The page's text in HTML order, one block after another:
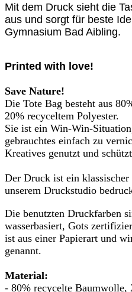
Mit dem Druck sieht die
aus und sorgt für beste
Gymnasium Bad Aibling.
Printed with love!
Save Nature!
Die Tote Bag besteht aus
20% recyceltem Polyester.
Sie ist ein Win-Win-
gebrauchtes einfach zu
Kreatives genutzt und
Der Druck ist ein
unserem Druckstudio
Die benutzten Druckfarben
wasserbasiert, Gots
ist aus einer Papierart und
genannt.
Material:
- 80% recycelte Baumwolle,